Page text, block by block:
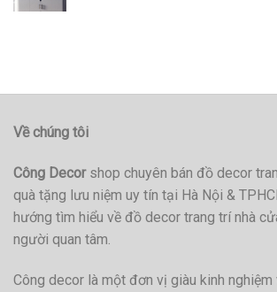
Về chúng tôi
Công Decorshop chuyên bán đồ decor
quà tặng lưu niệm uy tín tại Hà Nội &
hướng tìm hiểu về đồ decor trang trí nhà
người quan tâm.
Công decor là một đơn vị giàu kinh